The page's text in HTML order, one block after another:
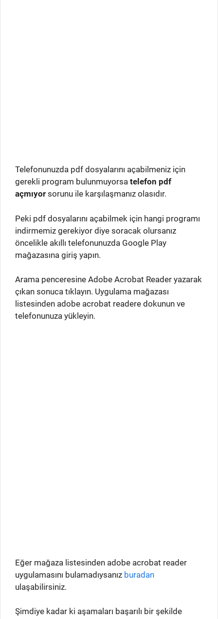
Telefonunuzda pdf dosyalarını açabilmeniz için
gerekli program bulunmuyorsa telefon pdf
açmıyor sorunu ile karşılaşmanız olasıdır.
Peki pdf dosyalarını açabilmek için hangi programı
indirmemiz gerekiyor diye soracak olursanız
öncelikle akıllı telefonunuzda Google Play
mağazasına giriş yapın.
Arama penceresine Adobe Acrobat Reader yazarak
çıkan sonuca tıklayın. Uygulama mağazası
listesinden adobe acrobat readere dokunun ve
telefonunuza yükleyin.
Eğer mağaza listesinden adobe acrobat reader
uygulamasını bulamadıysanız buradan
ulaşabilirsiniz.
Şimdiye kadar ki aşamaları başarılı bir şekilde